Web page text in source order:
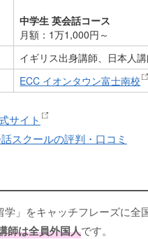
中学生 英会話コース
月額：1万1,000円～
イギリス出身講師、日本人
ECC イオンタウン富士南校
サイト
スクールの評判・口コミ
学」をキャッチフレーズに全
師は全員外国人です。